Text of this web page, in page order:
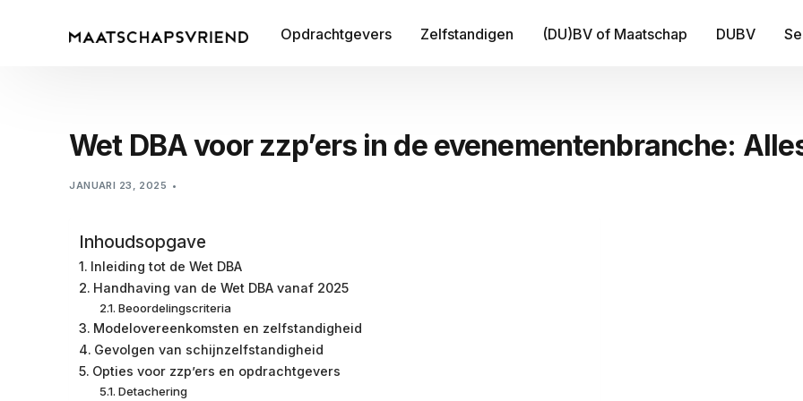
Opdrachtgevers Zelfstandigen (DU)BV of Maatschap DUBV
Wet DBA voor zzp’ers in de evenementenbranche:
JANUARI 23, 2025
Inhoudsopgave
Inleiding tot de Wet DBA
Handhaving van de Wet DBA vanaf 2025
Beoordelingscriteria
Modelovereenkomsten en zelfstandigheid
Gevolgen van schijnzelfstandigheid
Opties voor zzp’ers en opdrachtgevers
Detachering